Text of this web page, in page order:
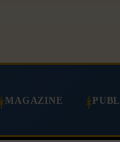
MAGAZINE